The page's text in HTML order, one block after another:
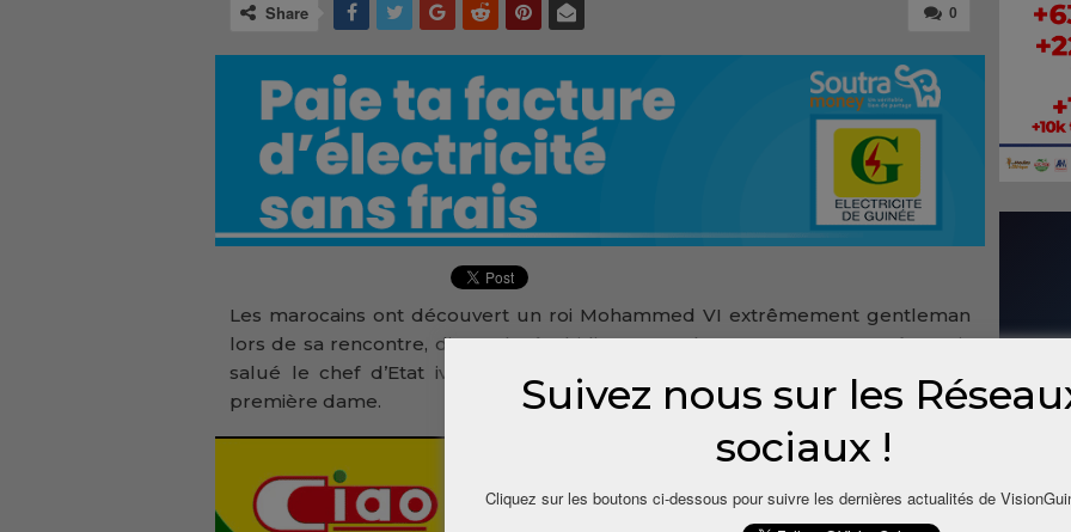
0
Share
Les marocains ont découvert un roi Mohammed VI extrêmement gentleman
lors de sa rencontre, dimanche à Abidjan, avec Alassane Ouattara. Après avoir
salué le chef d’Etat ivoirien, le souverain s’est prêté au baisemain pour la
première dame.
Suivez nous sur les
sociaux !
Cliquez sur les boutons ci-dessous pour suivre les dernières actualités de